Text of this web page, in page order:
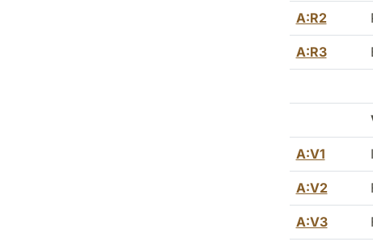
A:R2
A:R3
A:V1
A:V2
A:V3